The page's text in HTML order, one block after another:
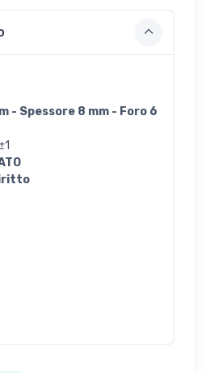
- Spessore 8 mm - Foro 6